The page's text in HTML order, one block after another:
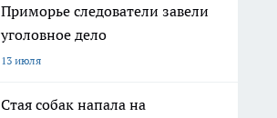
Приморье следователи завели
уголовное дело
13 июля
Стая собак напала на